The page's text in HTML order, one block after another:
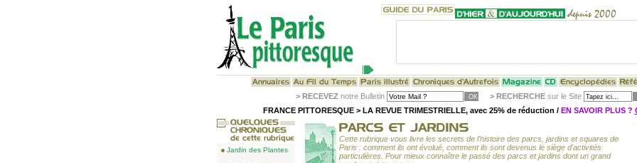
> RECEVEZ notre Bulletin > RECHERCHEsur le Site
FRANCE PITTORESQUE > LA REVUE TRIMESTRIELLE, avec 25% de réduction / EN SAVOIR PLUS ?
Jardin des Plantes
Cette rubrique vous livre les secrets de l'histoire des parcs, jardins et squares de
Paris : comment ils ont évolué, comment ils sont devenus le siège d'activités
particulières. Pour mieux connaître le passé des parcs et jardins dont un grand